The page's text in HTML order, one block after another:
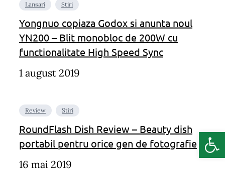
Lansari Stiri
Yongnuo copiaza Godox si anunta noul
YN200 – Blit monobloc de 200W cu
functionalitate High Speed Sync
1 august 2019
Review Stiri
RoundFlash Dish Review – Beauty dish
portabil pentru orice gen de fotografie
16 mai 2019